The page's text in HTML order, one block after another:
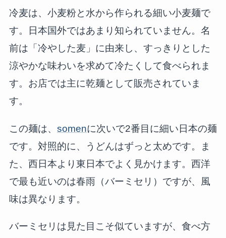
冷麦は、小麦粉と水から作られる細い小麦麺で
す。日本国外ではあまり知られていません。名
前は「冷やした麦」に由来し、すっきりとした
涼やかな味わいを求めて冷たくして食べられま
す。お店では主に乾麺として販売されていま
す。
この麺は、 somenに次いで2番目に細い日本の麺
です。対照的に、うどんはずっと太めです。ま
た、西日本より東日本でよく見かけます。西洋
で最も近いのは春雨（バーミセリ）ですが、風
味は異なります。
バーミセリは見た目こそ似ていますが、食べ方